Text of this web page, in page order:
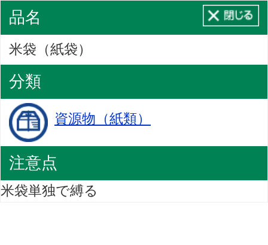
品名
米袋（紙袋）
分類
資源物（紙類）
注意点
米袋単独で縛る